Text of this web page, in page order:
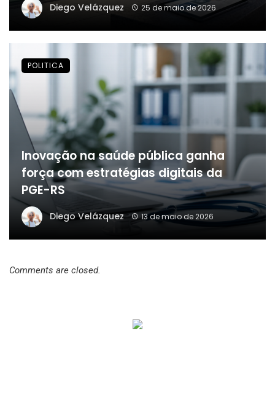
Diego Velázquez 25 de maio de 2026
Inovação na saúde pública ganha
força com estratégias digitais da
PGE-RS
Diego Velázquez 13 de maio de 2026
POLITICA
Comments are closed.